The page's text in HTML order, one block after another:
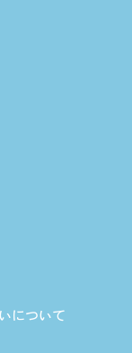
について